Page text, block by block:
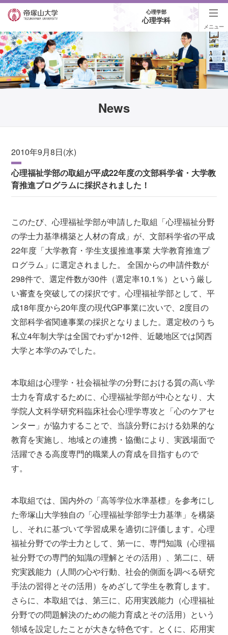
心理学部
心理学科
メニュー
News
2010年9月8日(水)
心理福祉学部の取組が平成22年度の文部科学省・大学教
育推進プログラムに採択されました！
このたび、心理福祉学部が申請した取組「心理福祉分野
の学士力基準構築と人材の育成」が、文部科学省の平成
22年度「大学教育・学生支援推進事業 大学教育推進プ
ログラム」に選定されました。 全国からの申請件数が
298件で、選定件数が30件（選定率10.1％）という厳し
い審査を突破しての採択です。心理福祉学部として、平
成18年度から20年度の現代GP事業に次いで、2度目の
文部科学省関連事業の採択となりました。選定校のうち
私立4年制大学は全国でわずか12件、近畿地区では関西
大学と本学のみでした。
本取組は心理学・社会福祉学の分野における質の高い学
士力を育成するために、心理福祉学部が中心となり、大
学院人文科学研究科臨床社会心理学専攻と「心のケアセ
ンター」が協力することで、当該分野における効果的な
教育を実施し、地域との連携・協働により、実践場面で
活躍できる高度専門的職業人の育成を目指すもので
す。
本取組では、国内外の「高等学位水準基標」を参考にし
た帝塚山大学独自の「心理福祉学部学士力基準」を構築
し、それに基づいて学習成果を適切に評価します。心理
福祉分野での学士力として、第一に、専門知識（心理福
祉分野での専門的知識の理解とその活用）、第二に、研
究実践能力（人間の心や行動、社会的側面を調べる研究
手法の習得とその活用）をめざして学生を教育します。
さらに、本取組では、第三に、応用実践能力（心理福祉
分野での問題解決のための能力育成とその活用）という
領域を設定したことが大きな特色です。とくに、応用実